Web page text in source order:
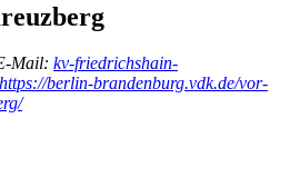
Mail: kv-friedrichshain-
https://berlin-brandenburg.vdk.de/vor-